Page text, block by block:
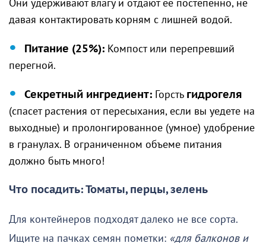
Они удерживают влагу и отдают её постепенно, не
давая контактировать корням с лишней водой.
Питание (25%): Компост или перепревший
перегной.
Секретный ингредиент: Горсть гидрогеля
(спасет растения от пересыхания, если вы уедете на
выходные) и пролонгированное (умное) удобрение
в гранулах. В ограниченном объеме питания
должно быть много!
Что посадить: Томаты, перцы, зелень
Для контейнеров подходят далеко не все сорта.
Ищите на пачках семян пометки: «для балконов и